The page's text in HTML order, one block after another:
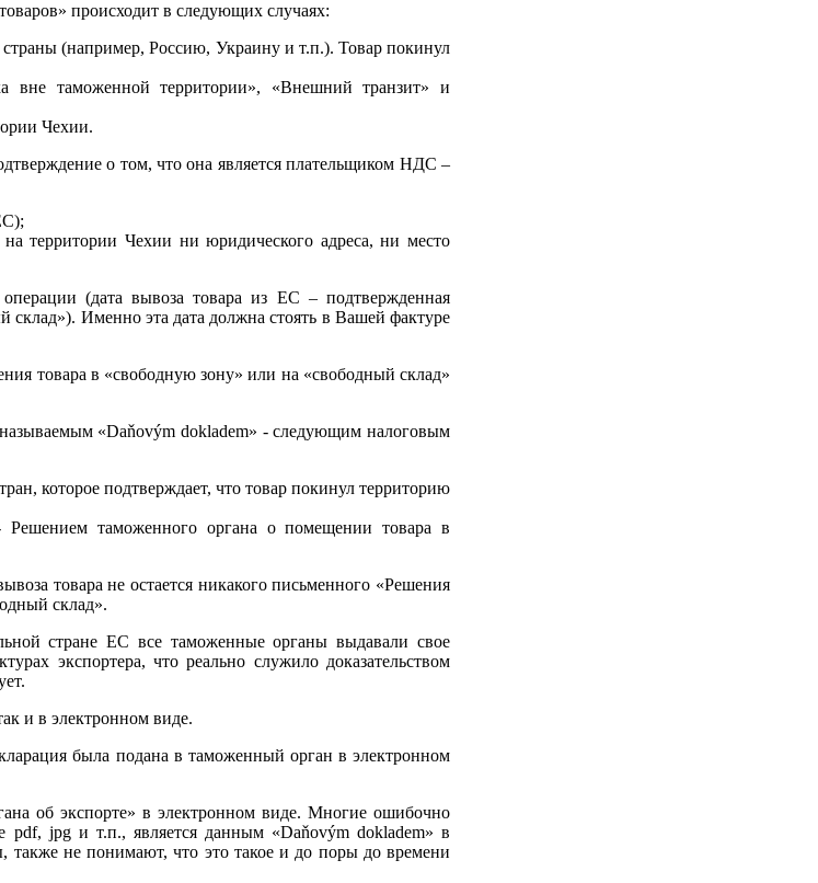
происходит в следующих случаях:
(например, Россию, Украину и т.п.). Товар покинул
таможенной территории», «Внешний транзит» и
Чехии.
о том, что она является плательщиком НДС –
территории Чехии ни юридического адреса, ни место
(дата вывоза товара из ЕС – подтвержденная
Именно эта дата должна стоять в Вашей фактуре
товара в «свободную зону» или на «свободный склад»
называемым «Daňovým dokladem» - следующим налоговым
которое подтверждает, что товар покинул территорию
таможенного органа о помещении товара в
товара не остается никакого письменного «Решения
склад».
стране ЕС все таможенные органы выдавали свое
экспортера, что реально служило доказательством
и в электронном виде.
была подана в таможенный орган в электронном
об экспорте» в электронном виде. Многие ошибочно
pdf, jpg и т.п., является данным «Daňovým dokladem» в
также не понимают, что это такое и до поры до времени